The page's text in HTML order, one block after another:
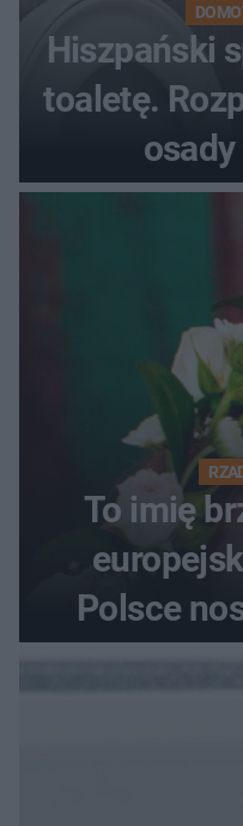
Hiszpański
toaletę.
To imię
Polsce